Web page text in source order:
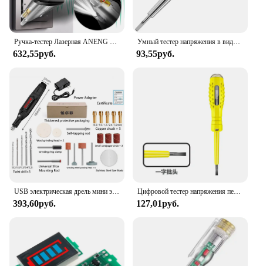
Ручка-тестер Лазерная ANENG VC1019, 12-1000 в
632,55руб.
Умный тестер напряжения в виде ручки, ручка для проверки электрической отвертки, карандаш для проверки индукционной мощности, индикатор цепи
93,55руб.
USB электрическая дрель мини электрическая шлифовальная переменная скорость вращающийся инструмент сверло гравировальная ручка DIY фрезерный инструмент для полировки
393,60руб.
Цифровой тестер напряжения перо AC Бесконтактный индукционный тестер карандаш вольтметр детектор мощности индикатор электрической отвертки
127,01руб.